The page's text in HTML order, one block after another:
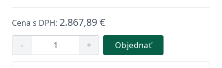
Cena s DPH: 2.867,89 €
- + Objednať